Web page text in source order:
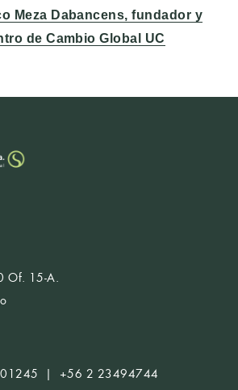
Meza Dabancens, fundador y
de Cambio Global UC
Of. 15-A.
| +56 2 23494744